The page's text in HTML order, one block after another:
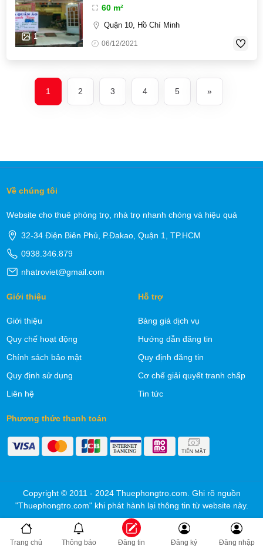
1
60 m²
Quận 10, Hồ Chí Minh
06/12/2021
1 2 3 4 5 »
Về chúng tôi
Website cho thuê phòng trọ, nhà trọ nhanh chóng và hiệu quả
32-34 Điện Biên Phủ, P.Đakao, Quận 1, TP.HCM
0938.346.879
nhatroviet@gmail.com
Giới thiệu
Giới thiệu
Quy chế hoạt động
Chính sách bảo mật
Quy định sử dụng
Liên hệ
Hỗ trợ
Bảng giá dịch vụ
Hướng dẫn đăng tin
Quy định đăng tin
Cơ chế giải quyết tranh chấp
Tin tức
Phương thức thanh toán
Copyright © 2011 - 2024 Thuephongtro.com. Ghi rõ nguồn
"Thuephongtro.com" khi phát hành lại thông tin từ website này.
Trang chủ Thông báo Đăng tin Đăng ký Đăng nhập